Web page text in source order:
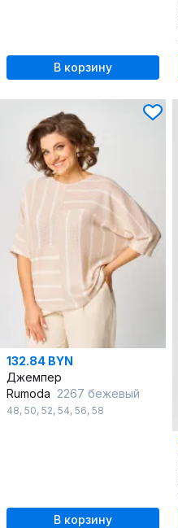
В корзину
132.84 BYN
Джемпер
Rumoda 2267 бежевый
48, 50, 52, 54, 56, 58
В корзину